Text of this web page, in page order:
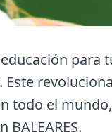
para
Este
todo el
BALEARES.